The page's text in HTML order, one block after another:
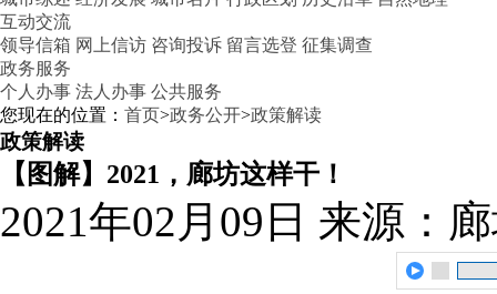
互动交流
领导信箱 网上信访 咨询投诉 留言选登 征集调查
政务服务
个人办事 法人办事 公共服务
您现在的位置： 首页>政务公开>政策解读
政策解读
【图解】2021，廊坊这样干！
2021年02月09日 来源：